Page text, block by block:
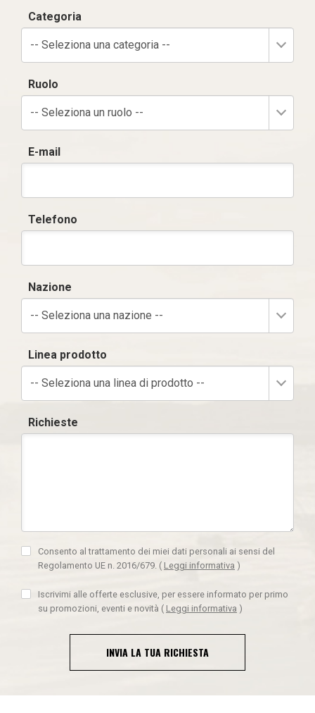
Categoria
-- Seleziona una categoria --
Ruolo
-- Seleziona un ruolo --
E-mail
Telefono
Nazione
-- Seleziona una nazione --
Linea prodotto
-- Seleziona una linea di prodotto --
Richieste
Consento al trattamento dei miei dati personali ai sensi del
Regolamento UE n. 2016/679. ( Leggi informativa )
Iscrivimi alle offerte esclusive, per essere informato per primo
su promozioni, eventi e novità ( Leggi informativa )
INVIA LA TUA RICHIESTA